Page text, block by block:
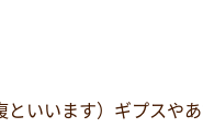
いいます）ギプスや